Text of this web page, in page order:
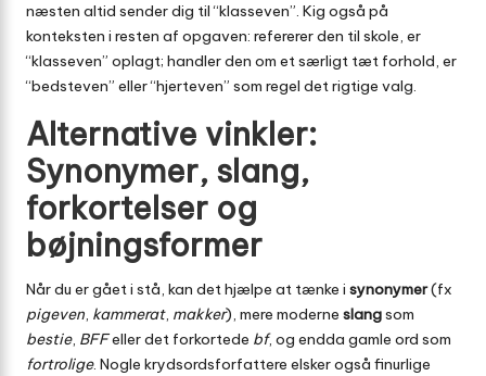
næsten altid sender dig til “klasseven”. Kig også på
konteksten i resten af opgaven: refererer den til skole, er
“klasseven” oplagt; handler den om et særligt tæt forhold, er
“bedsteven” eller “hjerteven” som regel det rigtige valg.
Alternative vinkler:
Synonymer, slang,
forkortelser og
bøjningsformer
Når du er gået i stå, kan det hjælpe at tænke i synonymer(fx
pigeven, kammerat, makker), mere moderne slangsom
bestie, BFFeller det forkortede bf, og endda gamle ord som
fortrolige. Nogle krydsordsforfattere elsker også finurlige